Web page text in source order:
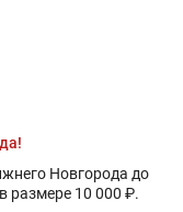
Новгорода до
размере 10 000 ₽.